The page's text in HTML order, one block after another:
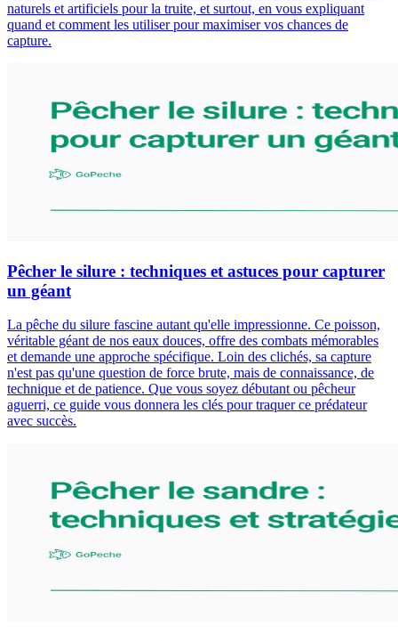
naturels et artificiels pour la truite, et surtout, en vous expliquant
quand et comment les utiliser pour maximiser vos chances de
capture.
Pêcher le silure : techniques et astuces pour capturer
un géant
La pêche du silure fascine autant qu'elle impressionne. Ce poisson,
véritable géant de nos eaux douces, offre des combats mémorables
et demande une approche spécifique. Loin des clichés, sa capture
n'est pas qu'une question de force brute, mais de connaissance, de
technique et de patience. Que vous soyez débutant ou pêcheur
aguerri, ce guide vous donnera les clés pour traquer ce prédateur
avec succès.